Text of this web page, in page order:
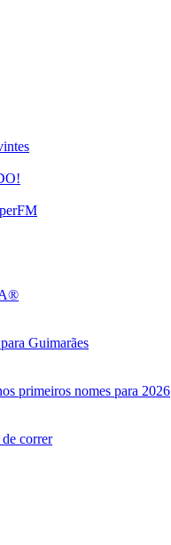
Guimarães
primeiros nomes para 2026
correr